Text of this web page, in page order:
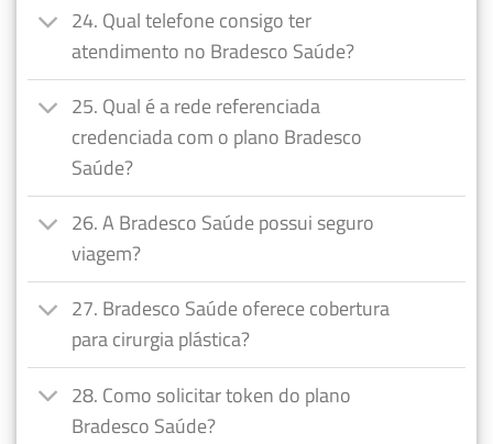
24. Qual telefone consigo ter
atendimento no Bradesco Saúde?
25. Qual é a rede referenciada
credenciada com o plano Bradesco
Saúde?
26. A Bradesco Saúde possui seguro
viagem?
27. Bradesco Saúde oferece cobertura
para cirurgia plástica?
28. Como solicitar token do plano
Bradesco Saúde?